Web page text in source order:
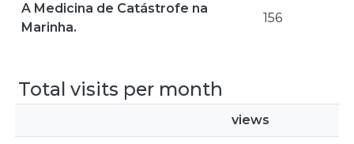
A Medicina de Catástrofe na
Marinha.
156
Total visits per month
views